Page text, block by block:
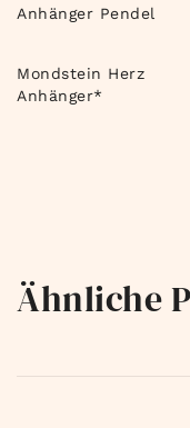
Anhänger Pendel
Mondstein Herz
Anhänger*
Ähnliche